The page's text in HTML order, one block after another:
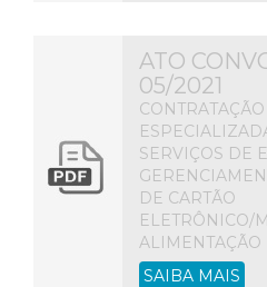
ATO
05/2021
SERVIÇOS DE
DE CARTÃO
ELETRÔNICO/
ALIMENTAÇÃO
SAIBA MAIS